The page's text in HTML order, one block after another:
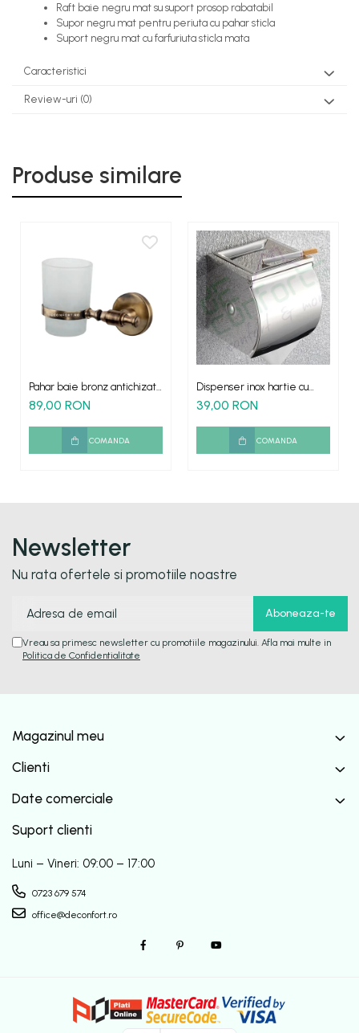
Raft baie negru mat su suport prosop rabatabil
Supor negru mat pentru periuta cu pahar sticla
Suport negru mat cu farfuriuta sticla mata
Caracteristici
Review-uri (0)
Produse similare
Pahar baie bronz antichizat
ROMA
89,00 RON
COMANDA
Dispenser inox hartie cu
scrumiera rola mica
39,00 RON
COMANDA
Newsletter
Nu rata ofertele si promotiile noastre
Vreau sa primesc newsletter cu promotiile magazinului. Afla mai multe in
Politica de Confidentialitate
Magazinul meu
Clienti
Date comerciale
Suport clienti
Luni – Vineri: 09:00 – 17:00
0723 679 574
office@deconfort.ro